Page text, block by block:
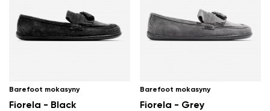
Barefoot mokasyny
Fiorela - Black
Barefoot mokasyny
Fiorela - Grey